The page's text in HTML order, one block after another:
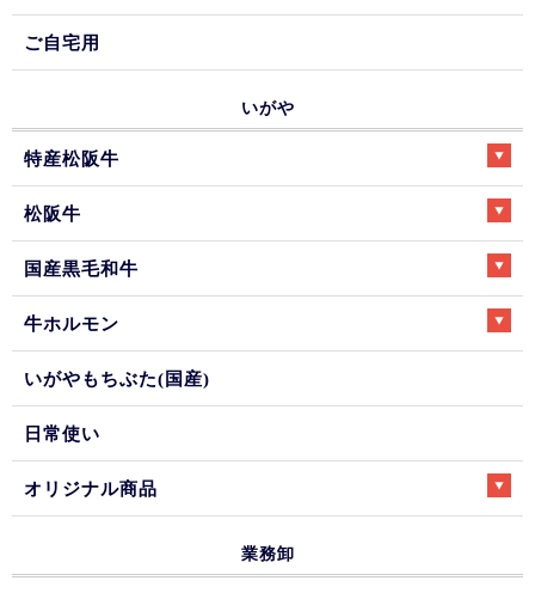
ご自宅用
いがや
特産松阪牛
松阪牛
国産黒毛和牛
牛ホルモン
いがやもちぶた(国産)
日常使い
オリジナル商品
業務卸